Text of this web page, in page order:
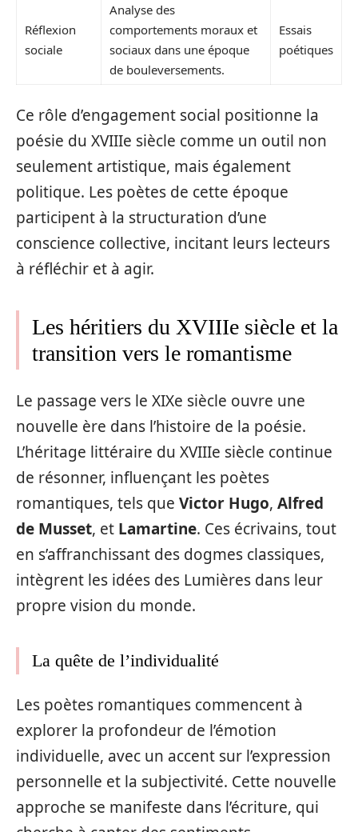
Réflexion
sociale
Analyse des
comportements moraux et
sociaux dans une époque
de bouleversements.
Essais
poétiques
Ce rôle d’engagement social positionne la
poésie du XVIIIe siècle comme un outil non
seulement artistique, mais également
politique. Les poètes de cette époque
participent à la structuration d’une
conscience collective, incitant leurs lecteurs
à réfléchir et à agir.
Les héritiers du XVIIIe siècle et la
transition vers le romantisme
Le passage vers le XIXe siècle ouvre une
nouvelle ère dans l’histoire de la poésie.
L’héritage littéraire du XVIIIe siècle continue
de résonner, influençant les poètes
romantiques, tels que Victor Hugo, Alfred
de Musset, et Lamartine. Ces écrivains, tout
en s’affranchissant des dogmes classiques,
intègrent les idées des Lumières dans leur
propre vision du monde.
La quête de l’individualité
Les poètes romantiques commencent à
explorer la profondeur de l’émotion
individuelle, avec un accent sur l’expression
personnelle et la subjectivité. Cette nouvelle
approche se manifeste dans l’écriture, qui